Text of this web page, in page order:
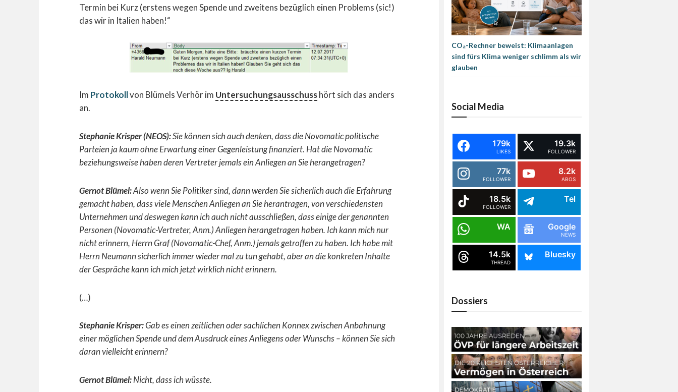
Termin bei Kurz (erstens wegen Spende und zweitens bezüglich einen Problems (sic!)
das wir in Italien haben!“
Im Protokollvon Blümels Verhör im Untersuchungsausschusshört sich das anders
an.
Stephanie Krisper (NEOS):Sie können sich auch denken, dass die Novomatic politische
Parteien ja kaum ohne Erwartung einer Gegenleistung finanziert. Hat die Novomatic
beziehungsweise haben deren Vertreter jemals ein Anliegen an Sie herangetragen?
Gernot Blümel:Also wenn Sie Politiker sind, dann werden Sie sicherlich auch die Erfahrung
gemacht haben, dass viele Menschen Anliegen an Sie herantragen, von verschiedensten
Unternehmenund deswegen kann ich auch nicht ausschließen, dass einige der genannten
Personen (Novomatic-Vertreter, Anm.) Anliegen herangetragen haben. Ich kann mich nur
nicht erinnern, Herrn Graf (Novomatic-Chef, Anm.) jemals getroffen zu haben. Ich habe mit
Herrn Neumann sicherlich immer wieder mal zu tun gehabt, aber an die konkreten Inhalte
der Gespräche kann ich mich jetzt wirklich nicht erinnern.
(…)
Stephanie Krisper:Gab es einen zeitlichen oder sachlichen Konnex zwischen Anbahnung
einer möglichen Spende und dem Ausdruck eines Anliegens oder Wunschs – können Sie sich
daran vielleicht erinnern?
Gernot Blümel:Nicht, dass ich wüsste.
CO₂-Rechner beweist: Klimaanlagen
sind fürs Klima weniger schlimm als wir
glauben
Social Media
179k
LIKES
19.3k
FOLLOWER
77k
FOLLOWER
8.2k
ABOS
18.5k
FOLLOWER
Tel
WA Google
NEWS
14.5k
THREAD
Bluesky
Dossiers